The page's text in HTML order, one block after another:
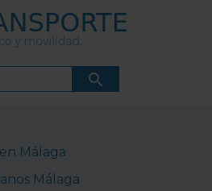
Málaga
Málaga